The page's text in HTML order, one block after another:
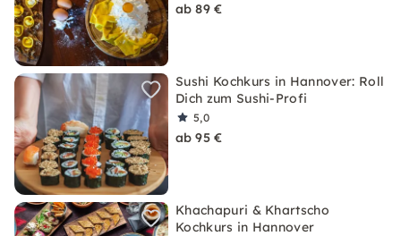
ab 89 €
Sushi Kochkurs in Hannover: Roll
Dich zum Sushi-Profi
5,0
ab 95 €
Khachapuri & Khartscho
Kochkurs in Hannover